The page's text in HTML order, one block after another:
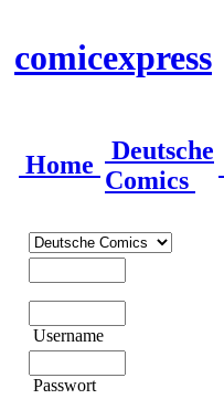
comicexpress
Home
Deutsche
Comics
Username
Passwort